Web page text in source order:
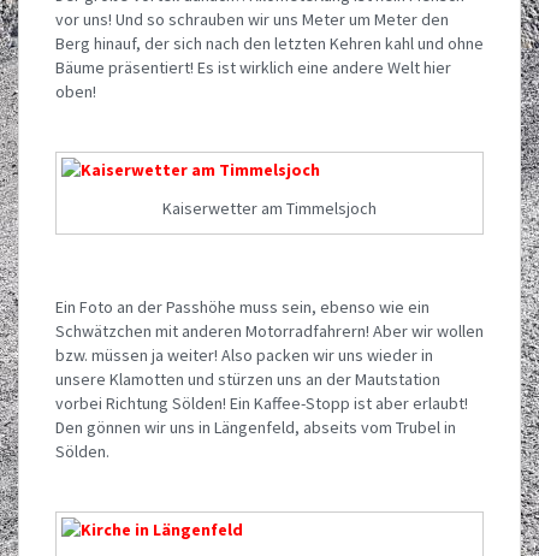
vor uns! Und so schrauben wir uns Meter um Meter den
Berg hinauf, der sich nach den letzten Kehren kahl und ohne
Bäume präsentiert! Es ist wirklich eine andere Welt hier
oben!
Kaiserwetter am Timmelsjoch
Ein Foto an der Passhöhe muss sein, ebenso wie ein
Schwätzchen mit anderen Motorradfahrern! Aber wir wollen
bzw. müssen ja weiter! Also packen wir uns wieder in
unsere Klamotten und stürzen uns an der Mautstation
vorbei Richtung Sölden! Ein Kaffee-Stopp ist aber erlaubt!
Den gönnen wir uns in Längenfeld, abseits vom Trubel in
Sölden.